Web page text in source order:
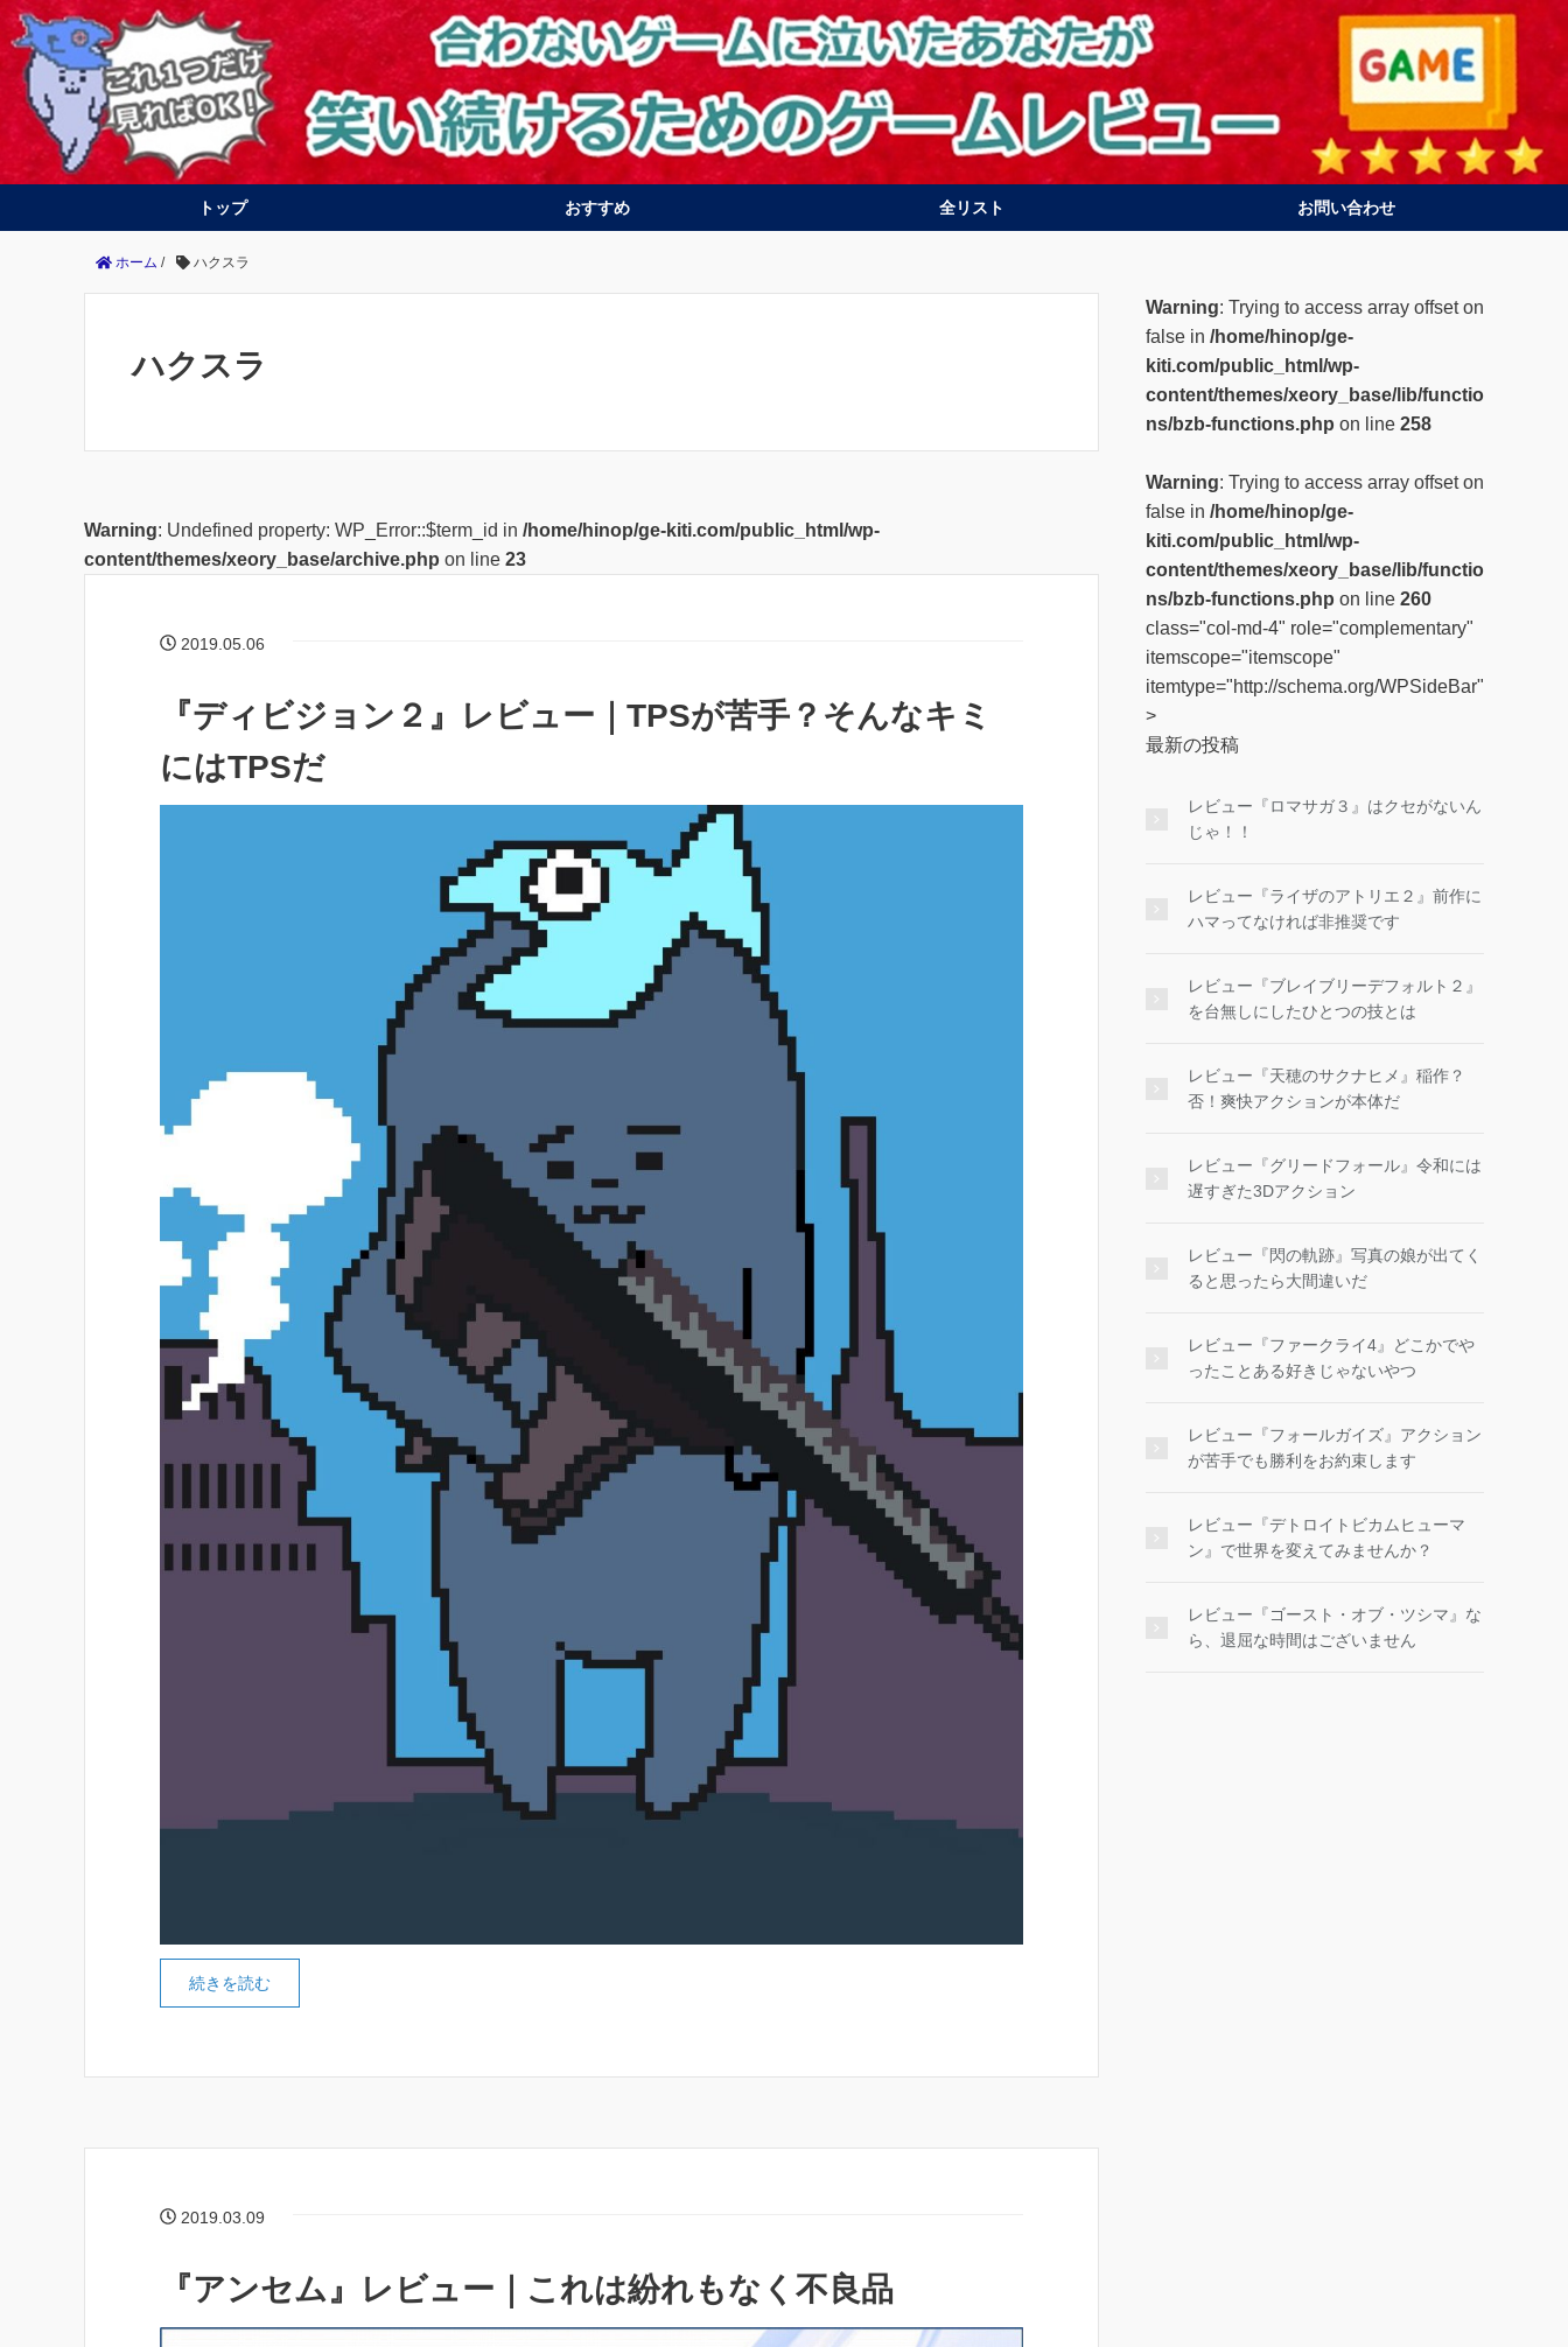
トップ おすすめ 全リスト お問い合わせ
ホーム / ハクスラ
ハクスラ
Warning: Undefined property: WP_Error::$term_id in /home/hinop/ge-kiti.com/public_html/wp-
content/themes/xeory_base/archive.php on line 23
2019.05.06
『ディビジョン２』レビュー｜TPSが苦手？そんなキミ
にはTPSだ
続きを読む
2019.03.09
『アンセム』レビュー｜これは紛れもなく不良品
Warning: Trying to access array offset on
false in /home/hinop/ge-
kiti.com/public_html/wp-
content/themes/xeory_base/lib/functio
ns/bzb-functions.php on line 258
Warning: Trying to access array offset on
false in /home/hinop/ge-
kiti.com/public_html/wp-
content/themes/xeory_base/lib/functio
ns/bzb-functions.php on line 260
class="col-md-4" role="complementary"
itemscope="itemscope"
itemtype="http://schema.org/WPSideBar"
>
最新の投稿
レビュー『ロマサガ３』はクセがないん
じゃ！！
レビュー『ライザのアトリエ２』前作に
ハマってなければ非推奨です
レビュー『ブレイブリーデフォルト２』
を台無しにしたひとつの技とは
レビュー『天穂のサクナヒメ』稲作？
否！爽快アクションが本体だ
レビュー『グリードフォール』令和には
遅すぎた3Dアクション
レビュー『閃の軌跡』写真の娘が出てく
ると思ったら大間違いだ
レビュー『ファークライ4』どこかでや
ったことある好きじゃないやつ
レビュー『フォールガイズ』アクション
が苦手でも勝利をお約束します
レビュー『デトロイトビカムヒューマ
ン』で世界を変えてみませんか？
レビュー『ゴースト・オブ・ツシマ』な
ら、退屈な時間はございません